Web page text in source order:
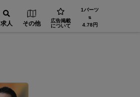
求人 その他
広告掲載
について
1バーツ
⇅
4.78円